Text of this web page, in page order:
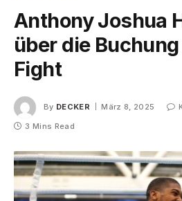
Anthony Joshua
über die
Fight
By DECKER März 8, 2025
3 Mins Read